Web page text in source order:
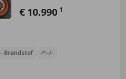
€ 10.990 1
- Brandstof -/-